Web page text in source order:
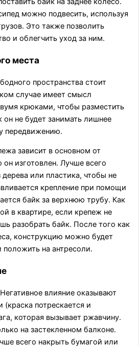
можно подвесить, используя
Это также позволить
и облегчить уход за ним.
места
пространства стоит
случае имеет смысл
крюками, чтобы разместить
он не будет занимать лишнее
передвижению.
зависит в основном от
он изготовлен. Лучше всего
или пластика, чтобы не
крепление при помощи
байк за верхнюю трубу. Как
в квартире, если крепеж не
разобрать байк. После того как
конструкцию можно будет
положить на антресоли.
влияние оказывают
потрескается и
которая вызывает ржавчину.
на застекленном балконе.
всего накрыть бумагой или